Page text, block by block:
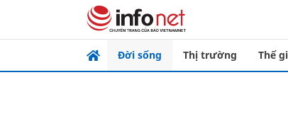
Đời sống Thị trường Thế